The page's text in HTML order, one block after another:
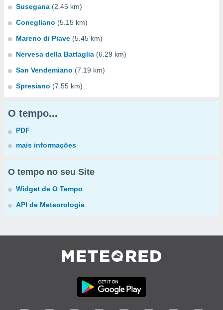
Susegana (2.45 km)
Conegliano (5.15 km)
Mareno di Piave (5.45 km)
Nervesa della Battaglia (6.29 km)
San Vendemiano (7.19 km)
Spresiano (7.55 km)
O tempo...
PDF
mais informações
O tempo no seu Site
Widget de O Tempo
API de Meteorologia